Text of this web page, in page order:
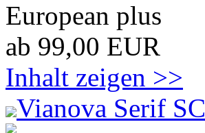
European plus
ab 99,00 EUR
Inhalt zeigen >>
Vianova Serif SC